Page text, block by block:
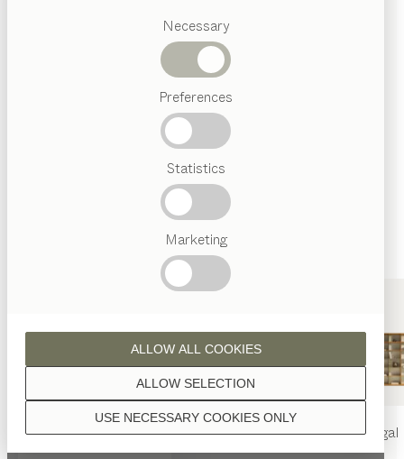
Necessary
Preferences
Statistics
Marketing
USE NECESSARY COOKIES ONLY
ALLOW SELECTION
ALLOW ALL COOKIES
Österreichisches
Handwerk
nyaTisch nyaStuhl filignoRegal
Wenn nicht anders angeführt, werden alle
Holzoberflächen mit reinem Naturöl veredelt.
Nussbaum Wild
Eiche